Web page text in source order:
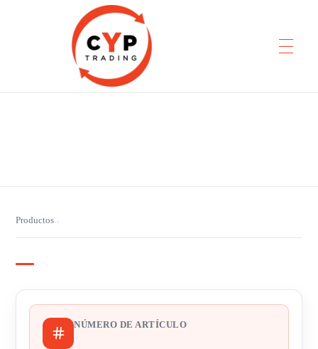
Productos››
NÚMERO DE ARTÍCULO